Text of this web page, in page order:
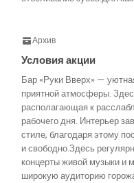
Архив
Условия акции
Бар «Руки Вверх» —
приятной атмосферы.
располагающая к
рабочего дня. Интерьер
стиле, благодаря этому
и свободно.Здесь
концерты живой музыки и
широкую аудиторию